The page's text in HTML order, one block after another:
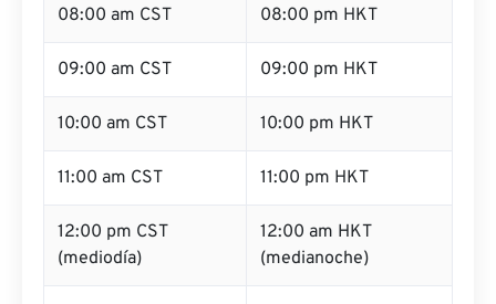
08:00 am CST 08:00 pm HKT
09:00 am CST 09:00 pm HKT
10:00 am CST 10:00 pm HKT
11:00 am CST 11:00 pm HKT
12:00 pm CST
(mediodía)
12:00 am HKT
(medianoche)